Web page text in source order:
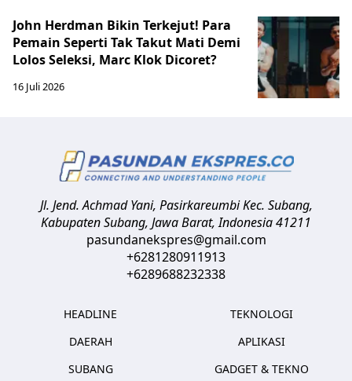
John Herdman Bikin Terkejut! Para
Pemain Seperti Tak Takut Mati Demi
Lolos Seleksi, Marc Klok Dicoret?
16 Juli 2026
Jl. Jend. Achmad Yani, Pasirkareumbi Kec. Subang,
Kabupaten Subang, Jawa Barat,Indonesia41211
pasundanekspres@gmail.com
+6281280911913
+6289688232338
HEADLINE
DAERAH
SUBANG
TEKNOLOGI
APLIKASI
GADGET & TEKNO